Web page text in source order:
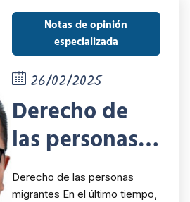
Notas de opinión
especializada
26/02/2025
Derecho de
las personas
migrantes
Derecho de las personas
migrantes En el último tiempo,